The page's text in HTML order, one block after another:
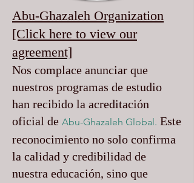
Abu-Ghazaleh Organization
[Click here to view our
agreement]
Nos complace anunciar que
nuestros programas de estudio
han recibido la acreditación
oficial de Abu-Ghazaleh Global. Este
reconocimiento no solo confirma
la calidad y credibilidad de
nuestra educación, sino que